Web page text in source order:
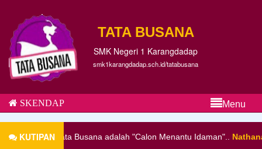
TATA BUSANA
SMK Negeri 1 Karangdadap
smk1karangdadap.sch.id/tatabusana
SKENDAP Menu
KUTIPAN
Tata Busana adalah "Calon Menantu Idaman".. Nathanael